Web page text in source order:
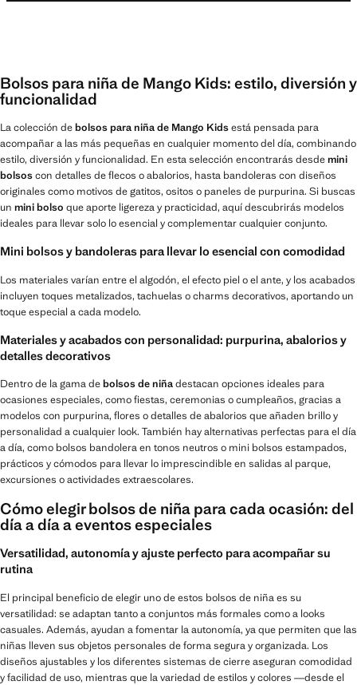
Bolsos para niña de Mango Kids: estilo, diversión y
funcionalidad
La colección debolsos para niña de Mango Kidsestá pensada para
acompañar a las más pequeñas en cualquier momento del día, combinando
estilo, diversión y funcionalidad. En esta selección encontrarás desdemini
bolsoscon detalles de flecos o abalorios, hasta bandoleras con diseños
originales como motivos de gatitos, ositos o paneles de purpurina. Si buscas
un mini bolso que aporte ligereza y practicidad, aquí descubrirás modelos
ideales para llevar solo lo esencial y complementar cualquier conjunto.
Mini bolsos y bandoleras para llevar lo esencial con comodidad
Los materiales varían entre el algodón, el efecto piel o el ante, y los acabados
incluyen toques metalizados, tachuelas o charms decorativos, aportando un
toque especial a cada modelo.
Materiales y acabados con personalidad: purpurina, abalorios y
detalles decorativos
Dentro de la gama debolsos de niñadestacan opciones ideales para
ocasiones especiales, como fiestas, ceremonias o cumpleaños, gracias a
modelos con purpurina, flores o detalles de abalorios que añaden brillo y
personalidad a cualquier look. También hay alternativas perfectas para el día
a día, como bolsos bandolera en tonos neutros o mini bolsos estampados,
prácticos y cómodos para llevar lo imprescindible en salidas al parque,
excursiones o actividades extraescolares.
Cómo elegir bolsos de niña para cada ocasión: del
día a día a eventos especiales
Versatilidad, autonomía y ajuste perfecto para acompañar su
rutina
El principal beneficio de elegir uno de estos bolsos de niña es su
versatilidad: se adaptan tanto a conjuntos más formales como a looks
casuales. Además, ayudan a fomentar la autonomía, ya que permiten que las
niñas lleven sus objetos personales de forma segura y organizada. Los
diseños ajustables y los diferentes sistemas de cierre aseguran comodidad
y facilidad de uso, mientras que la variedad de estilos y colores —desde el